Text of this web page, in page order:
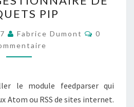
MODULE
À
L’AIDE
DU
GESTIONNAIRE
PAQUETS
PIP
PIP
Fabrice Dumont
0
le module feedparser qui
Atom ou RSS de sites internet.